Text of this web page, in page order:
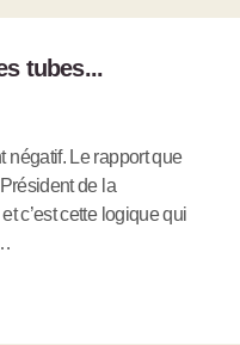
tubes...
négatif. Le rapport que
de la
c’est cette logique qui